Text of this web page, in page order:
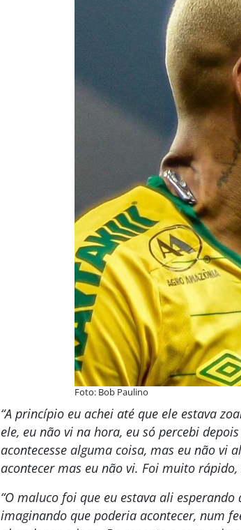
Foto: Bob Paulino
“A princípio eu achei até que ele estava
ele, eu não vi na hora, eu só percebi
acontecesse alguma coisa, mas eu não vi
acontecer mas eu não vi. Foi muito rápido,
“O maluco foi que eu estava ali
imaginando que poderia acontecer, num